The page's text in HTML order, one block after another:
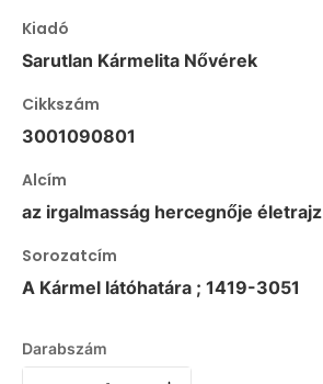
Kiadó
Sarutlan Kármelita Nővérek
Cikkszám
3001090801
Alcím
az irgalmasság hercegnője életrajz
Sorozatcím
A Kármel látóhatára ; 1419-3051
Darabszám